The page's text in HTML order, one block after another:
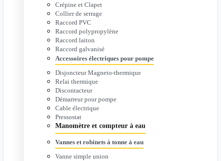
Crépine et Clapet
Collier de serrage
Raccord PVC
Raccord polypropylène
Raccord laiton
Raccord galvanisé
Accessoires électriques pour pompe
Disjoncteur Magneto-thermique
Relai thermique
Discontacteur
Démarreur pour pompe
Cable électrique
Pressostat
Manomètre et compteur à eau
Vannes et robinets à tonne à eau
Vanne simple union